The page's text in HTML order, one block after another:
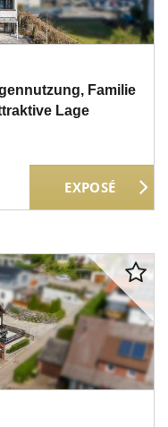
Familie
Lage